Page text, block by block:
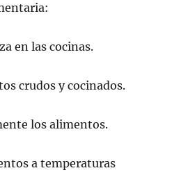
en las cocinas.
crudos y cocinados.
los alimentos.
a temperaturas